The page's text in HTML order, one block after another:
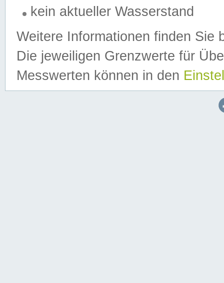
kein aktueller Wasserstand
Weitere Informationen finden Sie
Die jeweiligen Grenzwerte für
Messwerten können in den